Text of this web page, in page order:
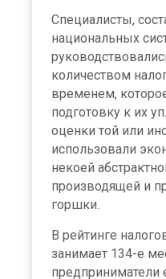
Специалисты,
национальных
количеством
временем,
подготовку к их
оценки той или
использовали
некоей
производящей и
горшки.
В рейтинге
занимает 134-е